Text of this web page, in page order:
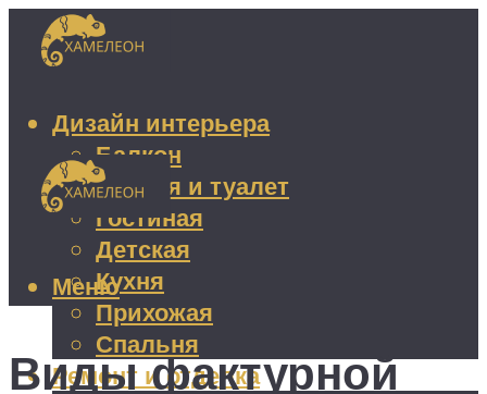
Дизайн интерьера
Балкон
Ванная и туалет
Гостиная
Детская
Кухня
Прихожая
Спальня
Ремонт и отделка
Меню
Виды фактурной